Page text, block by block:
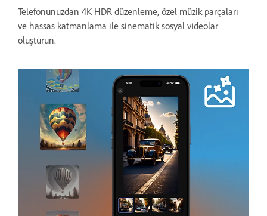
Telefonunuzdan 4K HDR düzenleme, özel müzik parçaları
ve hassas katmanlama ile sinematik sosyal videolar
oluşturun.